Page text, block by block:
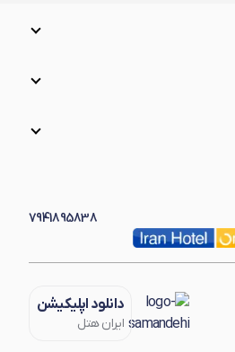
7941895838
دانلود اپلیکیشن
ایران هتل